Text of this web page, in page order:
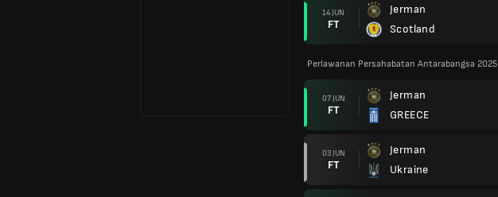
14 JUN
FT
Jerman
Scotland
Perlawanan Persahabatan Antarabangsa 2025
07 JUN
FT
Jerman
GREECE
03 JUN
FT
Jerman
Ukraine